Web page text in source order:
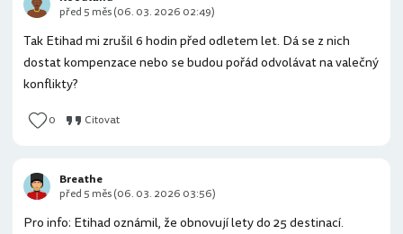
Tak Etihad mi zrušil 6 hodin před odletem let. Dá se z nich
dostat kompenzace nebo se budou pořád odvolávat na valečný
konflikty?
0 Citovat
před 5 měs (06. 03. 2026 02:49)
Pro info: Etihad oznámil, že obnovují lety do 25 destinací.
Breathe
před 5 měs (06. 03. 2026 03:56)